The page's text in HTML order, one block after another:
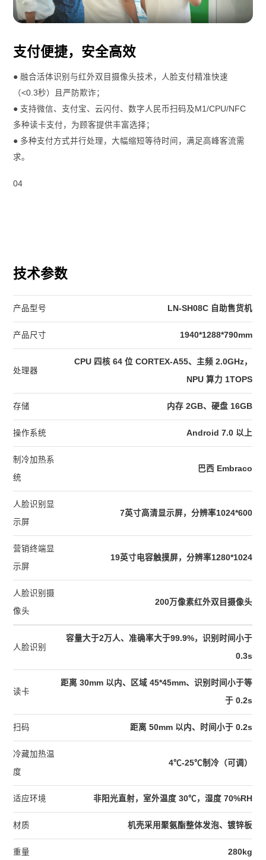
支付便捷，安全高效
● 融合活体识别与红外双目摄像头技术，人脸支付精准快速
（<0.3秒）且严防欺诈；
● 支持微信、支付宝、云闪付、数字人民币扫码及M1/CPU/NFC
多种读卡支付，为顾客提供丰富选择；
● 多种支付方式并行处理，大幅缩短等待时间，满足高峰客流需
求。
04
技术参数
产品型号 LN-SH08C 自助售货机
产品尺寸 1940*1288*790mm
处理器
CPU 四核 64 位 CORTEX-A55、主频 2.0GHz，
NPU 算力 1TOPS
存储 内存 2GB、硬盘 16GB
操作系统 Android 7.0 以上
制冷加热系
统
巴西 Embraco
人脸识别显
示屏
7英寸高清显示屏，分辨率1024*600
营销终端显
示屏
19英寸电容触摸屏，分辨率1280*1024
人脸识别摄
像头
200万像素红外双目摄像头
人脸识别
容量大于2万人、准确率大于99.9%，识别时间小于
0.3s
读卡
距离 30mm 以内、区域 45*45mm、识别时间小于等
于 0.2s
扫码 距离 50mm 以内、时间小于 0.2s
冷藏加热温
度
4℃-25℃制冷（可调）
适应环境 非阳光直射，室外温度 30℃，湿度 70%RH
材质 机壳采用聚氨酯整体发泡、镀锌板
重量 280kg